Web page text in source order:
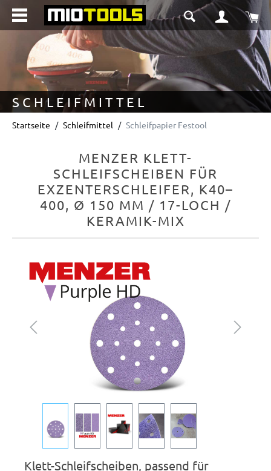
springen
SCHLEIFMITTEL
Startseite Schleifmittel Schleifpapier Festool
MENZER KLETT-
SCHLEIFSCHEIBEN FÜR
EXZENTERSCHLEIFER, K40–
400, Ø 150 MM / 17-LOCH /
KERAMIK-MIX
Bildergalerie überspringen
Klett-Schleifscheiben, passend für